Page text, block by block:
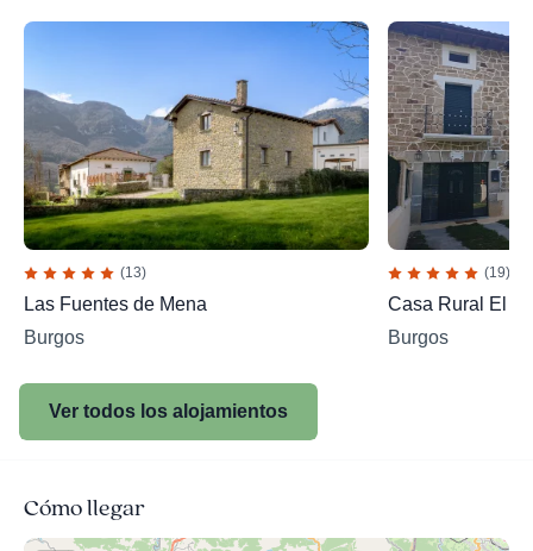
(13)
Las Fuentes de Mena
Burgos
(19)
Casa Rural El
Burgos
Ver todos los alojamientos
Cómo llegar